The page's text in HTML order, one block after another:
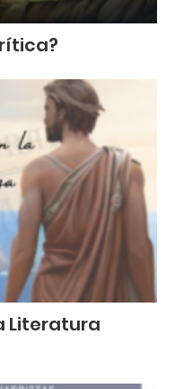
Literatura